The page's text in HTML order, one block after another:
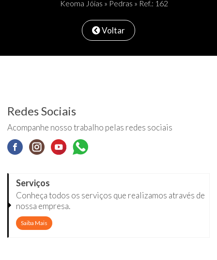
Keoma Jóias » Pedras » Ref.: 162
Voltar
Redes Sociais
Acompanhe nosso trabalho pelas redes sociais
Serviços
Conheça todos os serviços que realizamos através de
nossa empresa.
Saiba Mais